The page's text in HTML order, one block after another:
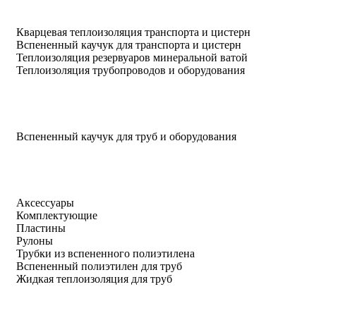
Кварцевая теплоизоляция транспорта и цистерн
Вспененный каучук для транспорта и цистерн
Теплоизоляция резервуаров минеральной ватой
Теплоизоляция трубопроводов и оборудования
Вспененный каучук для труб и оборудования
Аксессуары
Комплектующие
Пластины
Рулоны
Трубки из вспененного полиэтилена
Вспененный полиэтилен для труб
Жидкая теплоизоляция для труб